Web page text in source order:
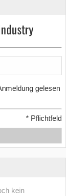
gelesen
* Pflichtfeld
kein